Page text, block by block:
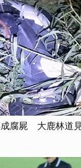
成腐屍 大鹿林道